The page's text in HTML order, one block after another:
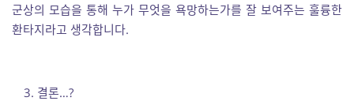
군상의 모습을 통해 누가 무엇을 욕망하는가를 잘 보여주는 훌륭한
환타지라고 생각합니다.
3. 결론…?